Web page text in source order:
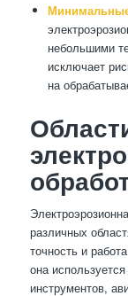
небольшими
исключает
на
различных
точность и
она
инструментов,